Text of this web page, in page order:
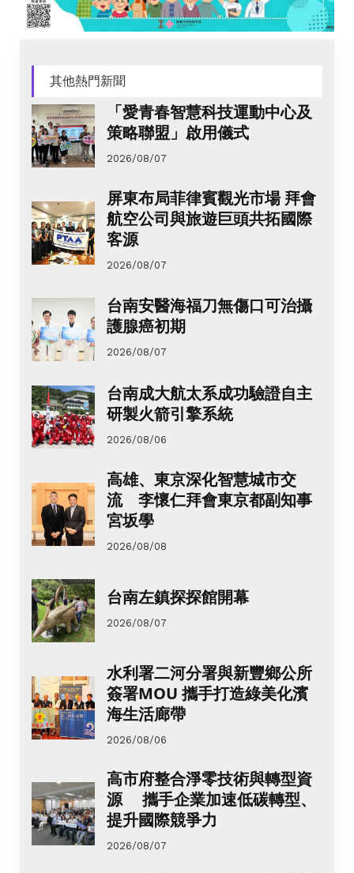
其他熱門新聞
「愛青春智慧科技運動中心及
策略聯盟」啟用儀式
2026/08/07
屏東布局菲律賓觀光市場 拜會
航空公司與旅遊巨頭共拓國際
客源
2026/08/07
台南安醫海福刀無傷口可治攝
護腺癌初期
2026/08/07
台南成大航太系成功驗證自主
研製火箭引擎系統
2026/08/06
高雄、東京深化智慧城市交
流 李懷仁拜會東京都副知事
宮坂學
2026/08/08
台南左鎮探探館開幕
2026/08/07
水利署二河分署與新豐鄉公所
簽署MOU 攜手打造綠美化濱
海生活廊帶
2026/08/06
高市府整合淨零技術與轉型資
源 攜手企業加速低碳轉型、
提升國際競爭力
2026/08/07